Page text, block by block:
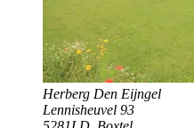
Herberg Den Eijngel
Lennisheuvel 93